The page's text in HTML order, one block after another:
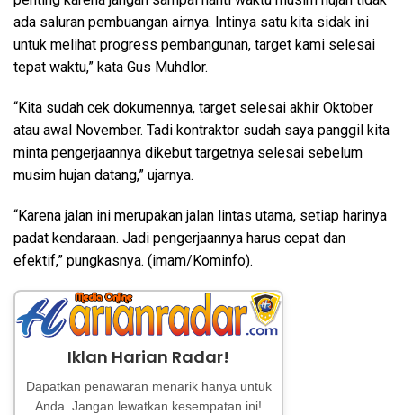
ada saluran pembuangan airnya. Intinya satu kita sidak ini
untuk melihat progress pembangunan, target kami selesai
tepat waktu,” kata Gus Muhdlor.
“Kita sudah cek dokumennya, target selesai akhir Oktober
atau awal November. Tadi kontraktor sudah saya panggil kita
minta pengerjaannya dikebut targetnya selesai sebelum
musim hujan datang,” ujarnya.
“Karena jalan ini merupakan jalan lintas utama, setiap harinya
padat kendaraan. Jadi pengerjaannya harus cepat dan
efektif,” pungkasnya. (imam/Kominfo).
Iklan Harian Radar!
Dapatkan penawaran menarik hanya untuk
Anda. Jangan lewatkan kesempatan ini!